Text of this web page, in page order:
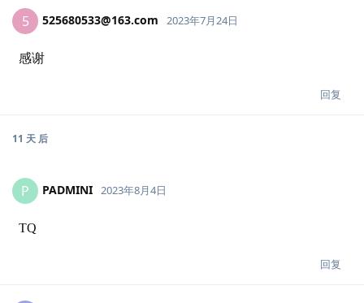
5 525680533@163.com 2023年7月24日
感谢
回复
11 天 后
P PADMINI 2023年8月4日
TQ
回复